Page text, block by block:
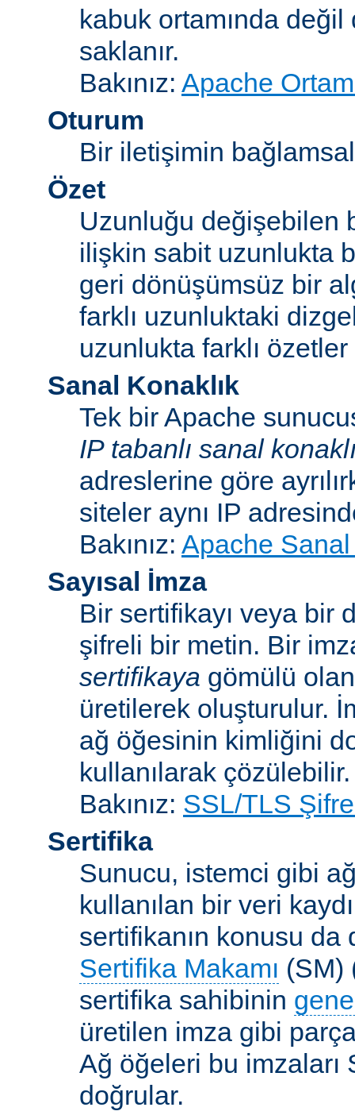
kabuk ortamında değil
saklanır.
Bakınız: Apache
Oturum
Bir iletişimin
Özet
Uzunluğu değişebilen
ilişkin sabit uzunlukta
geri dönüşümsüz bir
farklı uzunluktaki
uzunlukta farklı
Sanal Konaklık
Tek bir Apache
IP tabanlı sanal
adreslerine göre
siteler aynı IP
Bakınız: Apache
Sayısal İmza
Bir sertifikayı veya bir
şifreli bir metin. Bir
sertifikaya gömülü
üretilerek oluşturulur.
ağ öğesinin kimliğini
kullanılarak çözülebilir.
Bakınız: SSL/TLS
Sertifika
Sunucu, istemci gibi
kullanılan bir veri
sertifikanın konusu da
Sertifika Makamı (SM)
sertifika sahibinin
üretilen imza gibi
Ağ öğeleri bu imzaları
doğrular.